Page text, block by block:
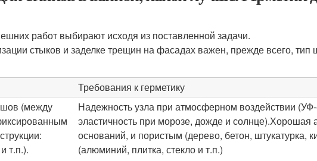
работ выбирают исходя из поставленной задачи.
стыков и заделке трещин на фасадах важен, прежде всего, тип
Требования к герметику
(между
т.п.).
Надежность узла при атмосферном воздействии (УФ-
эластичность при морозе, дожде и солнце).Хорошая
оснований, и пористым (дерево, бетон, штукатурка,
(алюминий, плитка, стекло и т.п.)